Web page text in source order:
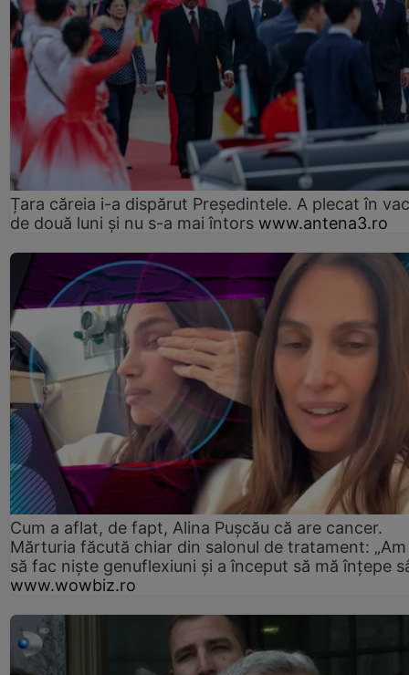
Țara căreia i-a dispărut Președintele. A plecat în
de două luni și nu s-a mai întors www.antena3.ro
Cum a aflat, de fapt, Alina Pușcău că are cancer.
Mărturia făcută chiar din salonul de tratament:
să fac niște genuflexiuni și a început să mă înțepe
www.wowbiz.ro